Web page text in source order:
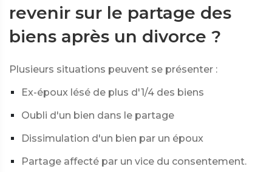
revenir sur le partage des
biens après un divorce ?
Plusieurs situations peuvent se présenter :
Ex-époux lésé de plus d'1/4 des biens
Oubli d'un bien dans le partage
Dissimulation d'un bien par un époux
Partage affecté par un vice du consentement.